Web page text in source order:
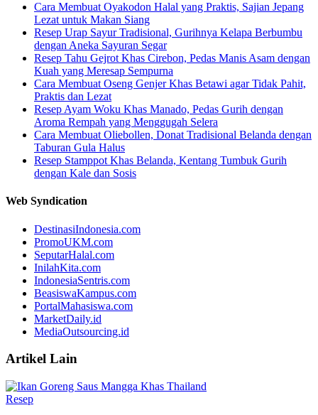
Cara Membuat Oyakodon Halal yang Praktis, Sajian Jepang
Lezat untuk Makan Siang
Resep Urap Sayur Tradisional, Gurihnya Kelapa Berbumbu
dengan Aneka Sayuran Segar
Resep Tahu Gejrot Khas Cirebon, Pedas Manis Asam dengan
Kuah yang Meresap Sempurna
Cara Membuat Oseng Genjer Khas Betawi agar Tidak Pahit,
Praktis dan Lezat
Resep Ayam Woku Khas Manado, Pedas Gurih dengan
Aroma Rempah yang Menggugah Selera
Cara Membuat Oliebollen, Donat Tradisional Belanda dengan
Taburan Gula Halus
Resep Stamppot Khas Belanda, Kentang Tumbuk Gurih
dengan Kale dan Sosis
Web Syndication
DestinasiIndonesia.com
PromoUKM.com
SeputarHalal.com
InilahKita.com
IndonesiaSentris.com
BeasiswaKampus.com
PortalMahasiswa.com
MarketDaily.id
MediaOutsourcing.id
Artikel Lain
Resep